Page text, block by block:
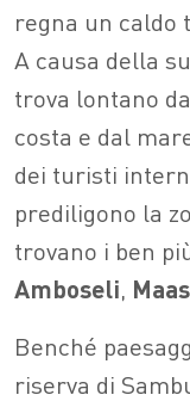
regna un caldo
A causa della
trova lontano
costa e dal
dei turisti
prediligono la
trovano i ben
Amboseli,
Benché
riserva di